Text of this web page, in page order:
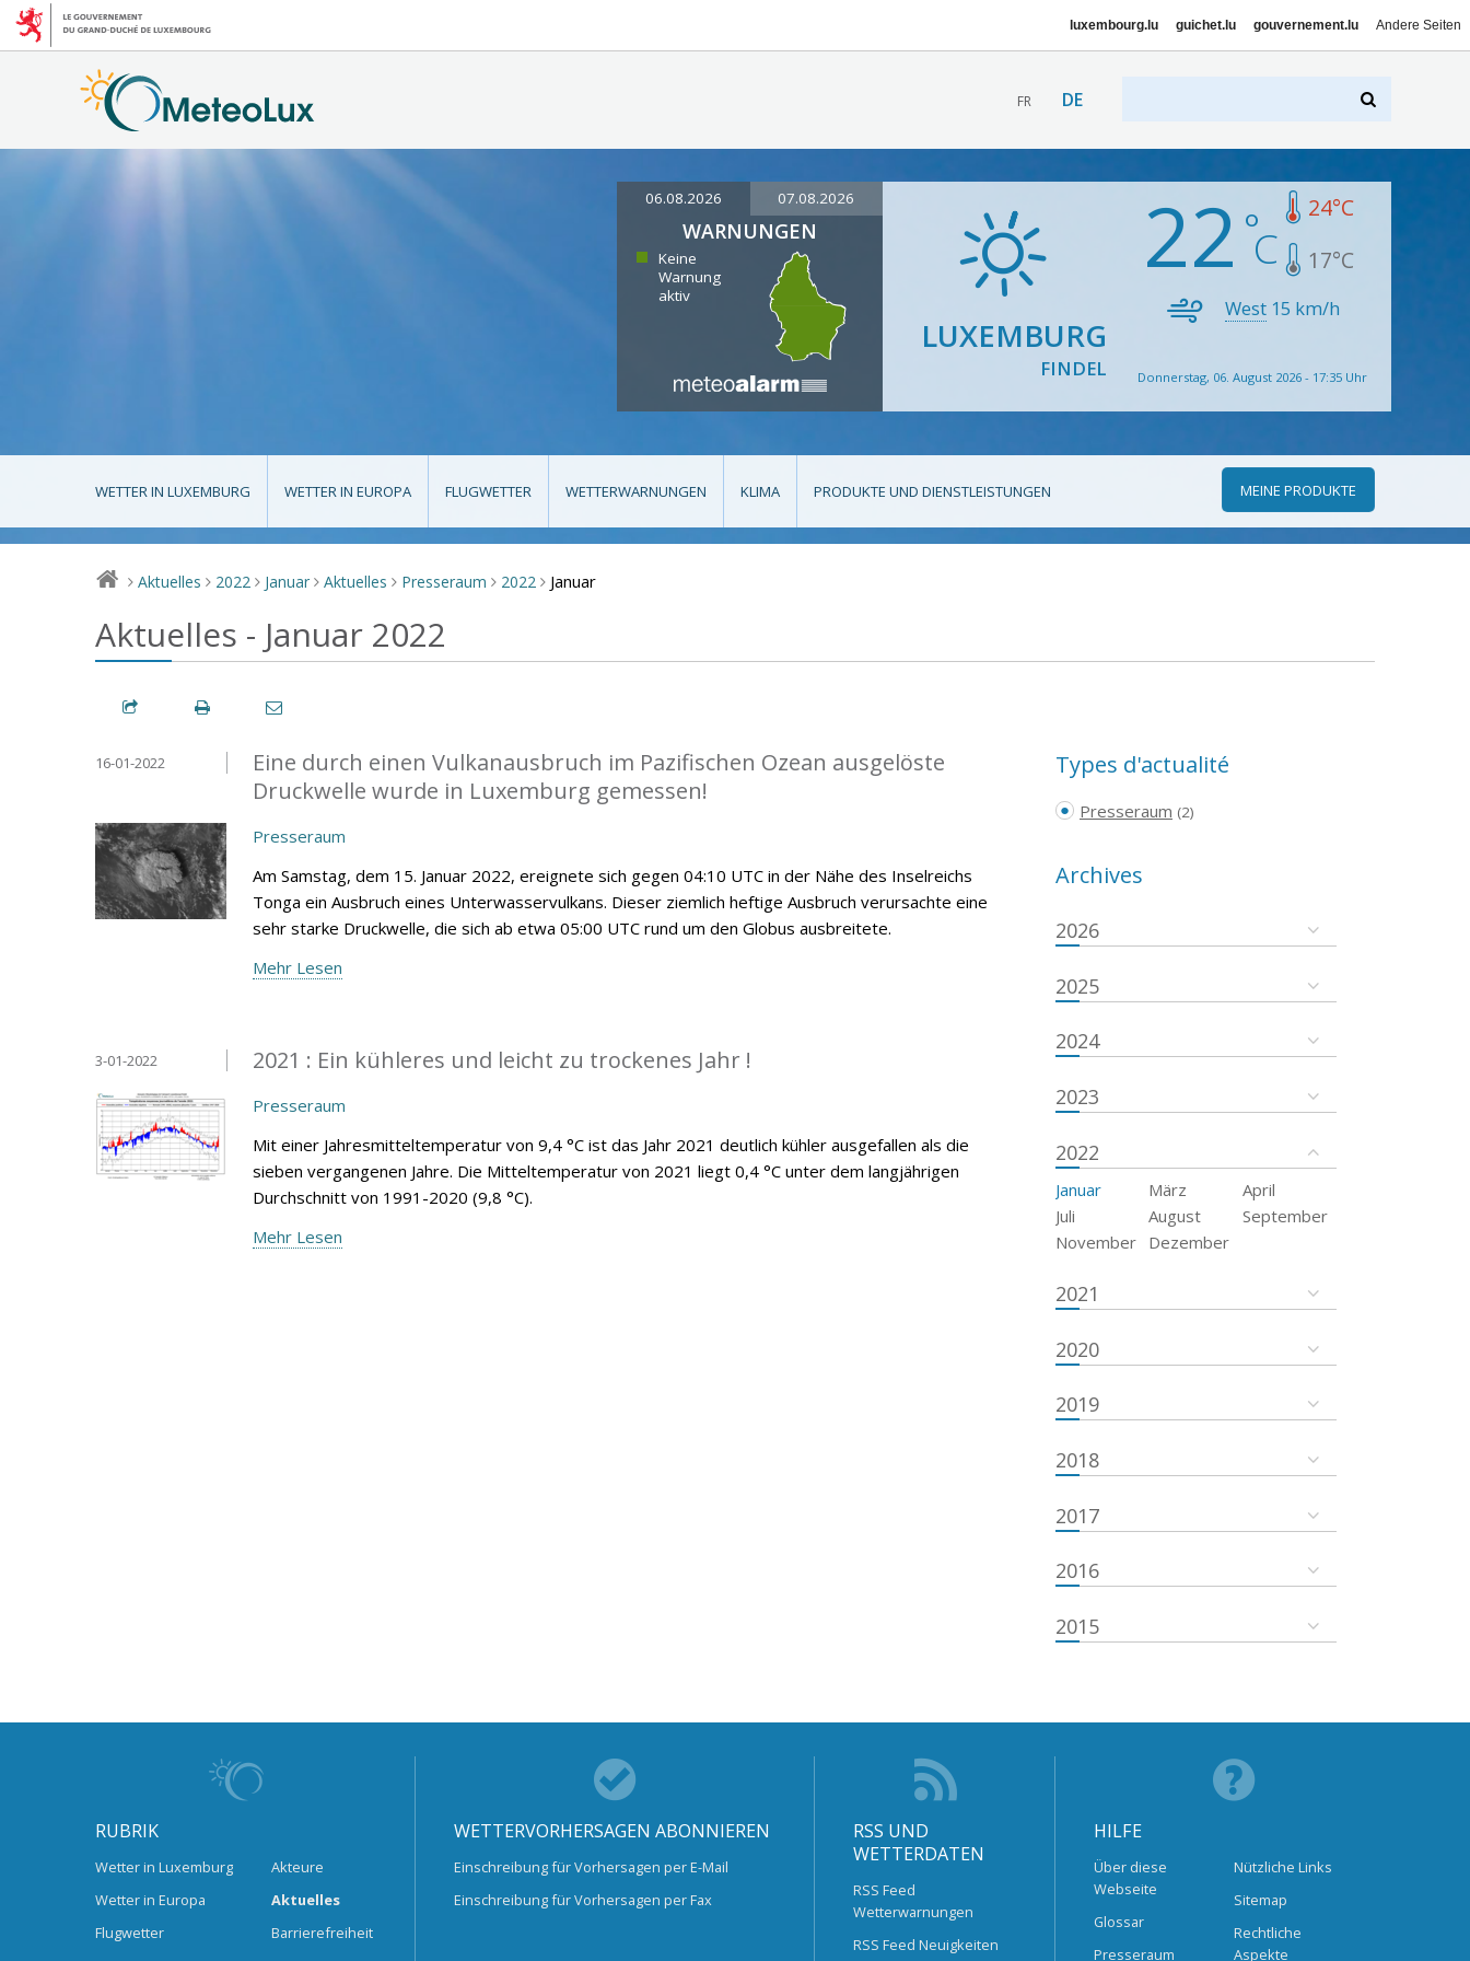
luxembourg.lu guichet.lu gouvernement.lu Andere Seiten
FR DE
06.08.2026 07.08.2026
WARNUNGEN
Keine
Warnung
aktiv
LUXEMBURG
FINDEL
22 24°C
17°C
West 15 km/h
Donnerstag, 06. August 2026 - 17:35 Uhr
WETTER IN LUXEMBURG WETTER IN EUROPA FLUGWETTER WETTERWARNUNGEN KLIMA PRODUKTE UND DIENSTLEISTUNGEN MEINE PRODUKTE
> Aktuelles > 2022 > Januar > Aktuelles > Presseraum > 2022 > Januar
Aktuelles - Januar 2022
Eine durch einen Vulkanausbruch im Pazifischen Ozean ausgelöste
Druckwelle wurde in Luxemburg gemessen!
16-01-2022
Presseraum
Am Samstag, dem 15. Januar 2022, ereignete sich gegen 04:10 UTC in der Nähe des Inselreichs
Tonga ein Ausbruch eines Unterwasservulkans. Dieser ziemlich heftige Ausbruch verursachte eine
sehr starke Druckwelle, die sich ab etwa 05:00 UTC rund um den Globus ausbreitete.
Mehr Lesen
2021 : Ein kühleres und leicht zu trockenes Jahr !
3-01-2022
Presseraum
Mit einer Jahresmitteltemperatur von 9,4 °C ist das Jahr 2021 deutlich kühler ausgefallen als die
sieben vergangenen Jahre. Die Mitteltemperatur von 2021 liegt 0,4 °C unter dem langjährigen
Durchschnitt von 1991-2020 (9,8 °C).
Mehr Lesen
Types d'actualité
Presseraum (2)
Archives
2026
2025
2024
2023
2022
Januar März
April
Juli
August
September
November
Dezember
2021
2020
2019
2018
2017
2016
2015
RUBRIK
Wetter in Luxemburg
Wetter in Europa
Flugwetter
Akteure
Aktuelles
Barrierefreiheit
WETTERVORHERSAGEN ABONNIEREN
Einschreibung für Vorhersagen per E-Mail
Einschreibung für Vorhersagen per Fax
RSS UND
WETTERDATEN
RSS Feed
Wetterwarnungen
RSS Feed Neuigkeiten
HILFE
Über diese
Webseite
Glossar
Presseraum
Nützliche Links
Sitemap
Rechtliche
Aspekte